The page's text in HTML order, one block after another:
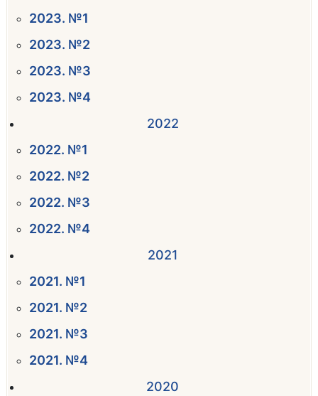
2023. №1
2023. №2
2023. №3
2023. №4
2022
2022. №1
2022. №2
2022. №3
2022. №4
2021
2021. №1
2021. №2
2021. №3
2021. №4
2020